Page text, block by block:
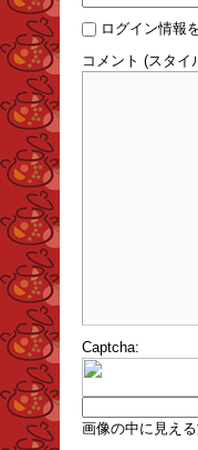
ログイン情報
コメント (スタイ
Captcha:
画像の中に見え